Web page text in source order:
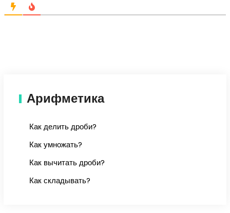
Арифметика
Как делить дроби?
Как умножать?
Как вычитать дроби?
Как складывать?